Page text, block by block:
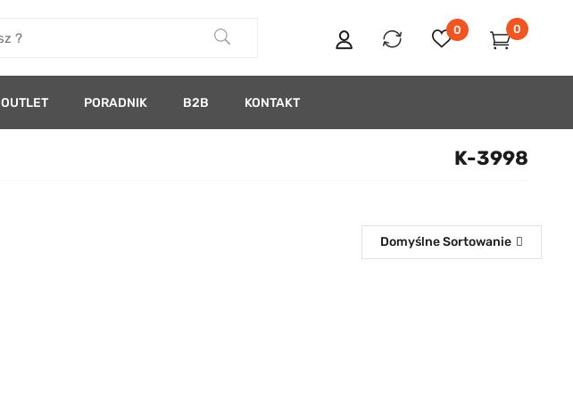
0 0
OUTLET PORADNIK B2B KONTAKT
K-3998
Domyślne Sortowanie